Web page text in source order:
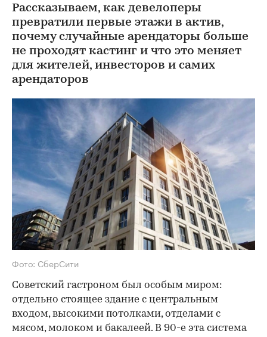
Рассказываем, как девелоперы
превратили первые этажи в актив,
почему случайные арендаторы больше
не проходят кастинг и что это меняет
для жителей, инвесторов и самих
арендаторов
Фото: СберСити
Советский гастроном был особым миром:
отдельно стоящее здание с центральным
входом, высокими потолками, отделами с
мясом, молоком и бакалеей. В 90-е эта система